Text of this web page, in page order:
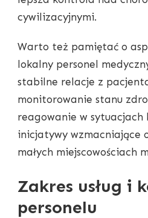
cywilizacyjnymi.
Warto też pamiętać o
lokalny personel
stabilne relacje z
monitorowanie stanu
reagowanie w sytuacjach
inicjatywy wzmacniające
małych miejscowościach
Zakres usług i
personelu